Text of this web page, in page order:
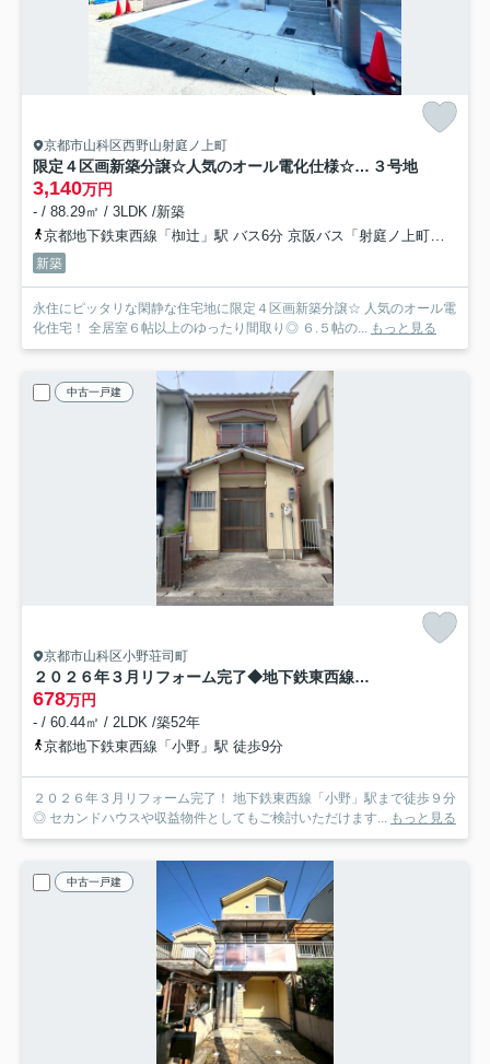
京都市山科区西野山射庭ノ上町
限定４区画新築分譲☆人気のオール電化仕様☆設備充実☆駐車２台ＯＫ☆山科区西野山射庭ノ上町 ３号地
3,140万円
- / 88.29㎡ / 3LDK /新築
京都地下鉄東西線「椥辻」駅 バス6分 京阪バス「射庭ノ上町」 停歩3分
新築
永住にピッタリな閑静な住宅地に限定４区画新築分譲☆ 人気のオール電
化住宅！ 全居室６帖以上のゆったり間取り◎ ６.５帖の...
もっと見る
中古一戸建
京都市山科区小野荘司町
２０２６年３月リフォーム完了◆地下鉄東西線「小野」駅徒歩９分◆山科区小野荘司町
678万円
- / 60.44㎡ / 2LDK /築52年
京都地下鉄東西線「小野」駅 徒歩9分
２０２６年３月リフォーム完了！ 地下鉄東西線「小野」駅まで徒歩９分
◎ セカンドハウスや収益物件としてもご検討いただけます... もっと見る
中古一戸建